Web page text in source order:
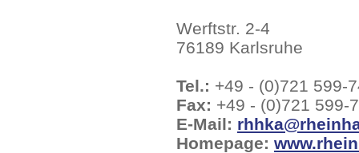
Werftstr. 2-4
76189 Karlsruhe
Tel.: +49 - (0)721 599-
Fax: +49 - (0)721 599-
E-Mail:
Homepage: